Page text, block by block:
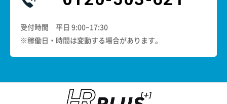
受付時間 平日 9:00~17:30
※稼働日・時間は変動する場合があります。